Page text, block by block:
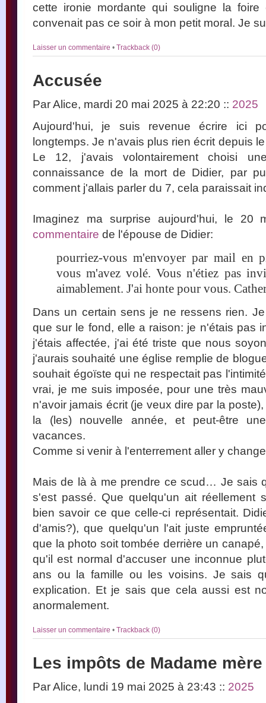
cette ironie mordante qui souligne la foire
convenait pas ce soir à mon petit moral. Je
Laisser un commentaire • Trackback (0)
Accusée
Par Alice, mardi 20 mai 2025 à 22:20 :: 2025
Aujourd'hui, je suis revenue écrire ici
longtemps. Je n'avais plus rien écrit depuis
Le 12, j'avais volontairement choisi
connaissance de la mort de Didier, par
comment j'allais parler du 7, cela paraissait
Imaginez ma surprise aujourd'hui, le 20
commentaire de l'épouse de Didier:
pourriez-vous m'envoyer par mail en
vous m'avez volé. Vous n'étiez pas
aimablement. J'ai honte pour vous.
Dans un certain sens je ne ressens rien.
que sur le fond, elle a raison: je n'étais pas
j'étais affectée, j'ai été triste que nous
j'aurais souhaité une église remplie de
souhait égoïste qui ne respectait pas
vrai, je me suis imposée, pour une très
n'avoir jamais écrit (je veux dire par la
la (les) nouvelle année, et peut-être
vacances.
Comme si venir à l'enterrement aller y
Mais de là à me prendre ce scud… Je sais
s'est passé. Que quelqu'un ait réellement
bien savoir ce que celle-ci représentait.
d'amis?), que quelqu'un l'ait juste
que la photo soit tombée derrière un
qu'il est normal d'accuser une inconnue
ans ou la famille ou les voisins. Je sais
explication. Et je sais que cela aussi est
anormalement.
Laisser un commentaire • Trackback (0)
Les impôts de Madame mère
Par Alice, lundi 19 mai 2025 à 23:43 :: 2025